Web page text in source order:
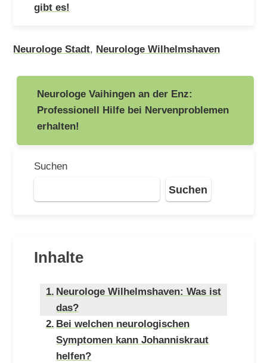
gibt es!
Neurologe Stadt, Neurologe Wilhelmshaven
Beitragsnavigation
Neurologe Vaihingen an der Enz:
Professionell Hilfe bei Nervenproblemen
erhalten!
Suchen
Suchen
Inhalte
Neurologe Wilhelmshaven: Was ist
das?
Bei welchen neurologischen
Symptomen kann Johanniskraut
helfen?